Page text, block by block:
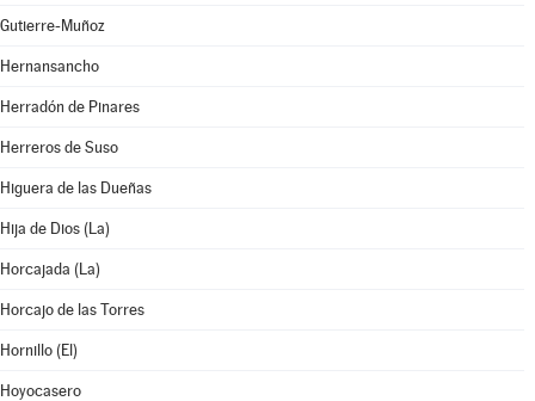
Gutierre-Muñoz
Hernansancho
Herradón de Pinares
Herreros de Suso
Higuera de las Dueñas
Hija de Dios (La)
Horcajada (La)
Horcajo de las Torres
Hornillo (El)
Hoyocasero